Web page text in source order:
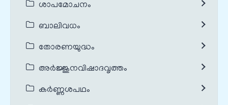
ശാപമോചനം
ബാലിവധം
തോരണയുദ്ധം
അർജ്ജുനവിഷാദവൃത്തം
കർണ്ണശപഥം